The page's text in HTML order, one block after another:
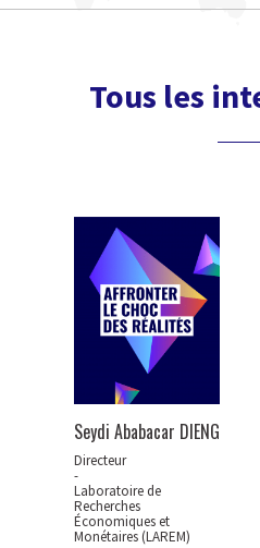
Tous les
Seydi Ababacar DIENG
Directeur
-
Laboratoire de
Recherches
Économiques et
Monétaires (LAREM)